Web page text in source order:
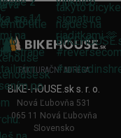
FAKTURAČNÍ ADRESA
BIKE-HOUSE.sk s. r. o.
Nová Ľubovňa 531
065 11 Nová Ľubovňa
Slovensko